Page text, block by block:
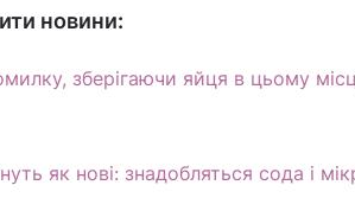
новини:
зберігаючи яйця в цьому
як нові: знадобляться сода і